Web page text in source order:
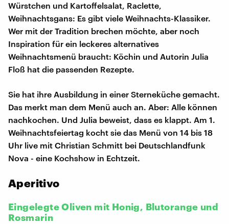
Würstchen und Kartoffelsalat, Raclette,
Weihnachtsgans: Es gibt viele Weihnachts-Klassiker.
Wer mit der Tradition brechen möchte, aber noch
Inspiration für ein leckeres alternatives
Weihnachtsmenü braucht: Köchin und Autorin Julia
Floß hat die passenden Rezepte.
Sie hat ihre Ausbildung in einer Sterneküche gemacht.
Das merkt man dem Menü auch an. Aber: Alle können
nachkochen. Und Julia beweist, dass es klappt. Am 1.
Weihnachtsfeiertag kocht sie das Menü von 14 bis 18
Uhr live mit Christian Schmitt bei Deutschlandfunk
Nova - eine Kochshow in Echtzeit.
Aperitivo
Eingelegte Oliven mit Honig, Blutorange und
Rosmarin